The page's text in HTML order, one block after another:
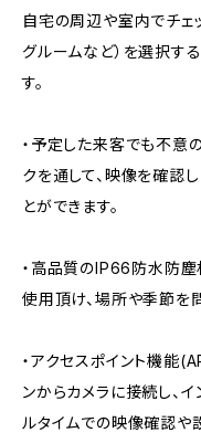
自宅の周辺や室内でチェ
グルームなど）を選択す
す。
・予定した来客でも不意
クを通して、映像を確認
とができます。
・高品質のIP66防水防塵
使用頂け、場所や季節を
・アクセスポイント機能
ンからカメラに接続し、
ルタイムでの映像確認や